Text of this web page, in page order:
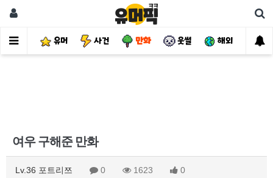
유머 사건 만화 웃썰 해외 핫
여우 구해준 만화
Lv.36 포트리쯔 0 1623 0